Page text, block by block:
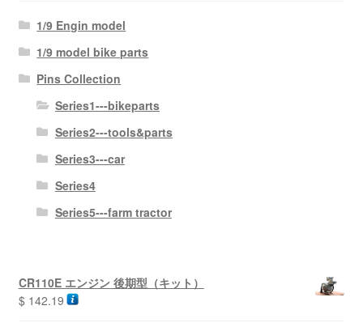
1/9 Engin model
1/9 model bike parts
Pins Collection
Series1---bikeparts
Series2---tools&parts
Series3---car
Series4
Series5---farm tractor
CR110E エンジン 後期型（キット）
$142.19